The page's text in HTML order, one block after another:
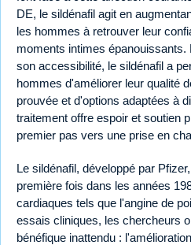
DE, le sildénafil agit en
les hommes à retrouver leur
moments intimes épanouissants.
son accessibilité, le sildénafil a
hommes d'améliorer leur qualité
prouvée et d'options adaptées à
traitement offre espoir et soutien
premier pas vers une prise en
Le sildénafil, développé par
première fois dans les années
cardiaques tels que l'angine de
essais cliniques, les chercheurs
bénéfique inattendu :